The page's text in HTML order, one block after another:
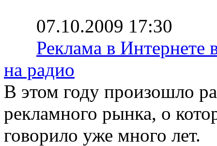
07.10.2009 17:30
Реклама в
на радио
В этом году произошло
рекламного рынка, о
говорило уже много лет.